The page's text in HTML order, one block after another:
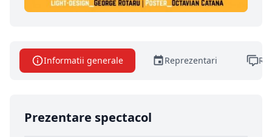
Informatii generale Reprezentari
Prezentare spectacol